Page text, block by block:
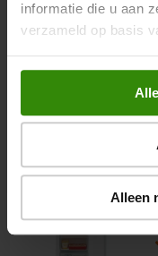
informatie die u aan
verzameld op basis
Alleen